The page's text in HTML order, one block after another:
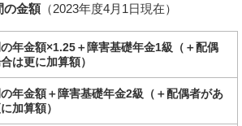
の金額（2023年度4月1日現在）
年金額×1.25＋障害基礎年金1級（＋配偶
は更に加算額）
年金額＋障害基礎年金2級（＋配偶者があ
加算額）